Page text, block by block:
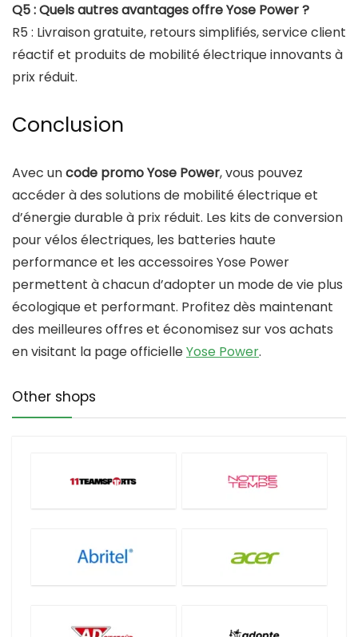
Q5 : Quels autres avantages offre Yose Power ?
R5 : Livraison gratuite, retours simplifiés, service client
réactif et produits de mobilité électrique innovants à
prix réduit.
Conclusion
Avec uncode promo Yose Power, vous pouvez
accéder à des solutions de mobilité électrique et
d’énergie durable à prix réduit. Les kits de conversion
pour vélos électriques, les batteries haute
performance et les accessoires Yose Power
permettent à chacun d’adopter un mode de vie plus
écologique et performant. Profitez dès maintenant
des meilleures offres et économisez sur vos achats
en visitant la page officielleYose Power.
Other shops